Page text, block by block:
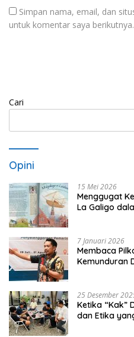
Simpan nama, email, dan
untuk komentar saya berikutnya.
Cari
Opini
15 Mei 2026
Menggugat
La Galigo
7 Januari 2026
Membaca
Kemunduran
25 Desember
Ketika “Kak”
dan Etika